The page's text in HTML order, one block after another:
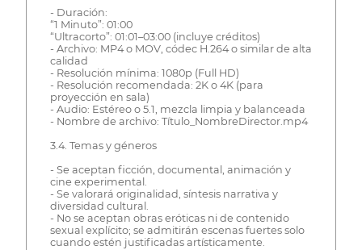
- Duración:
“1 Minuto”: 01:00
“Ultracorto”: 01:01–03:00 (incluye créditos)
- Archivo: MP4 o MOV, códec H.264 o similar de alta
calidad
- Resolución mínima: 1080p (Full HD)
- Resolución recomendada: 2K o 4K (para
proyección en sala)
- Audio: Estéreo o 5.1, mezcla limpia y balanceada
- Nombre de archivo: Título_NombreDirector.mp4
3.4. Temas y géneros
- Se aceptan ficción, documental, animación y
cine experimental.
- Se valorará originalidad, síntesis narrativa y
diversidad cultural.
- No se aceptan obras eróticas ni de contenido
sexual explícito; se admitirán escenas fuertes solo
cuando estén justificadas artísticamente.